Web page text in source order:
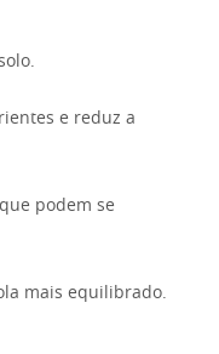
e reduz a
podem se
mais equilibrado.